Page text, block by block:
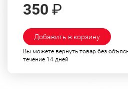
350 ₽
Добавить в корзину
Вы можете вернуть товар без
течение 14 дней